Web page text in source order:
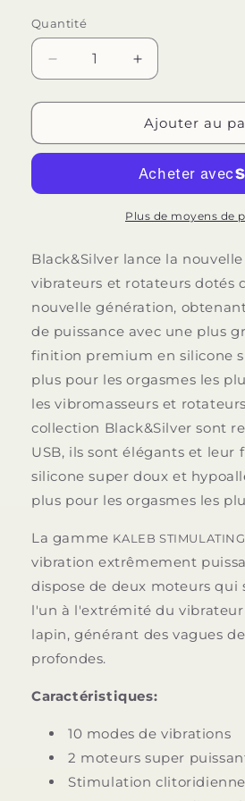
Quantité
Quantité
Réduire
la
quantité
BLACK&amp;SILVER
STIMULANTE
Augmenter
la
quantité
de
VIBE
STIMULANTE
KALEB
Ajouter au
Plus de moyens de
Black&Silver lance la
vibrateurs et rotateurs dotés
nouvelle génération,
de puissance avec une plus
finition premium en silicone
plus pour les orgasmes les
les vibromasseurs et
collection Black&Silver sont
USB, ils sont élégants et
silicone super doux et
plus pour les orgasmes les
La gamme KALEB
vibration extrêmement
dispose de deux moteurs qui
l'un à l'extrémité du
lapin, générant des vagues
profondes.
Caractéristiques:
10 modes de vibrations
2 moteurs super
Stimulation clitoridienne